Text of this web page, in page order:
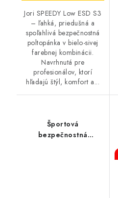
Jori SPEEDY Low ESD S3
– ľahká, priedušná a
spoľahlivá bezpečnostná
poltopánka v bielo-sivej
farebnej kombinácii.
Navrhnutá pre
profesionálov, ktorí
hľadajú štýl, komfort a...
Športová
bezpečnostná